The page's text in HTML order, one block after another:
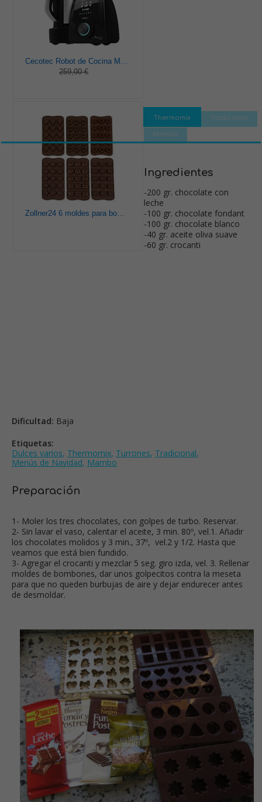
259,00 €
Thermomix Tradicional
Mambo
Ingredientes
-200 gr. chocolate con
leche
-100 gr. chocolate fondant
-100 gr. chocolate blanco
-40 gr. aceite oliva suave
-60 gr. crocanti
Dificultad: Baja
Etiquetas:
Dulces varios, Thermomix, Turrones, Tradicional,
Menús de Navidad, Mambo
Preparación
1- Moler los tres chocolates, con golpes de turbo. Reservar.
2- Sin lavar el vaso, calentar el aceite, 3 min. 80º, vel.1. Añadir
los chocolates molidos y 3 min., 37º, vel.2 y 1/2. Hasta que
veamos que está bien fundido.
3- Agregar el crocanti y mezclar 5 seg. giro izda, vel. 3. Rellenar
moldes de bombones, dar unos golpecitos contra la meseta
para que no queden burbujas de aire y dejar endurecer antes
de desmoldar.